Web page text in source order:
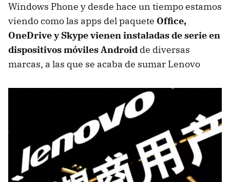
Windows Phone y desde hace un tiempo estamos
viendo como las apps del paquete Office,
OneDrive y Skype vienen instaladas de serie en
dispositivos móviles Android de diversas
marcas, a las que se acaba de sumar Lenovo